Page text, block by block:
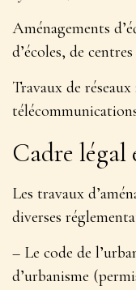
Aménagements
d’écoles, de
Travaux de réseaux
Cadre légal
Les travaux
diverses
– Le code de
d’urbanisme